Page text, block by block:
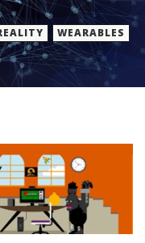
WEARABLES